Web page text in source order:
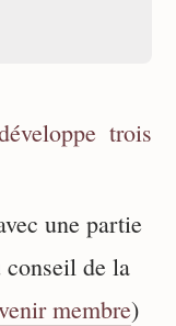
trois
une partie
conseil de la
membre)